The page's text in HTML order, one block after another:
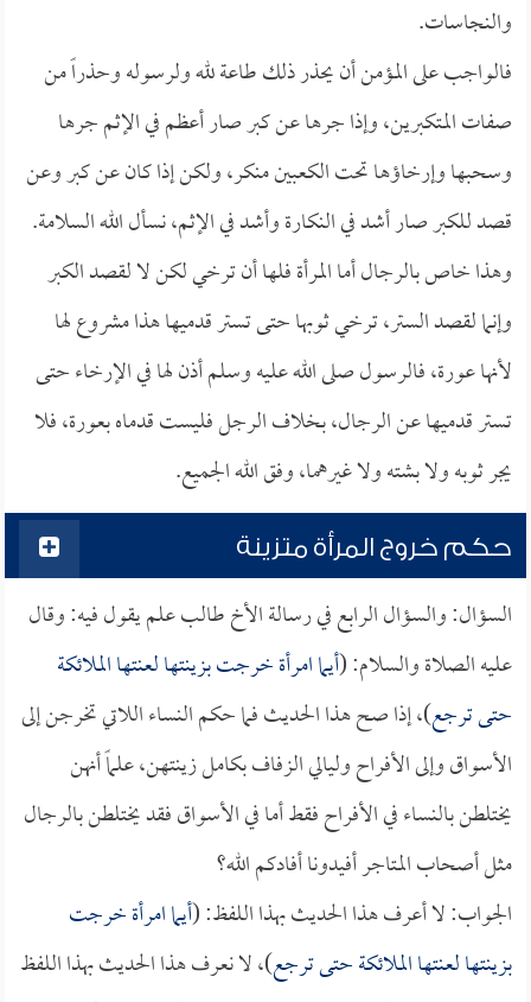
والنجاسات.
فالواجب على المؤمن أن يحذر ذلك طاعة لله ولرسوله وحذراً من
صفات المتكبرين، وإذا جرها عن كبر صار أعظم في الإثم جرها
وسحبها وإرخاؤها تحت الكعبين منكر، ولكن إذا كان عن كبر وعن
قصد للكبر صار أشد في النكارة وأشد في الإثم، نسأل الله السلامة.
وهذا خاص بالرجال أما المرأة فلها أن ترخي لكن لا لقصد الكبر
وإنما لقصد الستر، ترخي ثوبها حتى تستر قدميها هذا مشروع لها
لأنها عورة، فالرسول صلى الله عليه وسلم أذن لها في الإرخاء حتى
تستر قدميها عن الرجال، بخلاف الرجل فليست قدماه بعورة، فلا
يجر ثوبه ولا بشته ولا غيرهما، وفق الله الجميع.
حكم خروج المرأة متزينة
السؤال: والسؤال الرابع في رسالة الأخ طالب علم يقول فيه: وقال
عليه الصلاة والسلام: (أيما امرأة خرجت بزينتها لعنتها الملائكة
حتى ترجع)، إذا صح هذا الحديث فما حكم النساء اللاتي تخرجن إلى
الأسواق وإلى الأفراح وليالي الزفاف بكامل زينتهن، علماً أنهن
يختلطن بالنساء في الأفراح فقط أما في الأسواق فقد يختلطن بالرجال
مثل أصحاب المتاجر أفيدونا أفادكم الله؟
الجواب: لا أعرف هذا الحديث بهذا اللفظ: (أيما امرأة خرجت
بزينتها لعنتها الملائكة حتى ترجع)، لا نعرف هذا الحديث بهذا اللفظ